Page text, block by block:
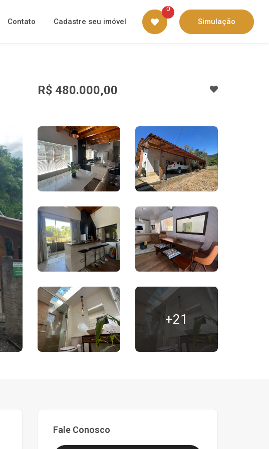
Contato Cadastre seu imóvel
0
Simulação
R$ 480.000,00
+21
Fale Conosco